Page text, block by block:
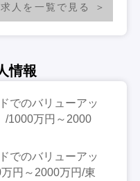
人を一覧で見る
情報
でのバリューアッ
/1000万円～2000
でのバリューアッ
円～2000万円/東